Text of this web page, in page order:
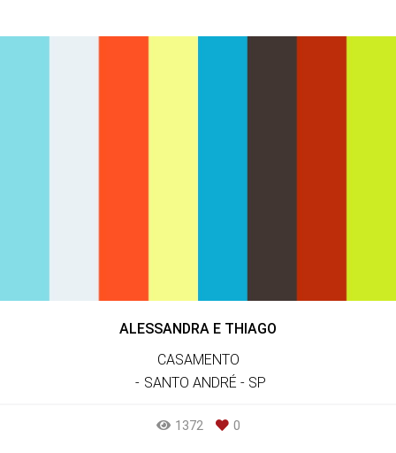
ALESSANDRA E THIAGO
CASAMENTO
SANTO ANDRÉ - SP
1372 0